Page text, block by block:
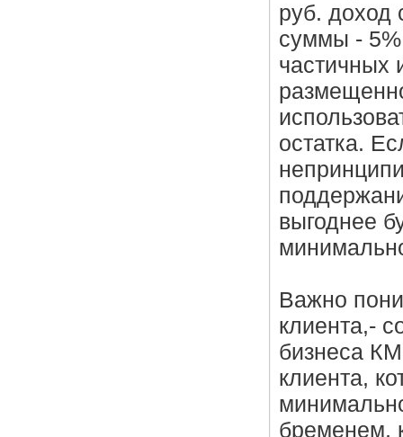
руб. доход
суммы -
частичных
остатка.
выгоднее
Важно
клиента,-
бизнеса
клиента,
бременем,